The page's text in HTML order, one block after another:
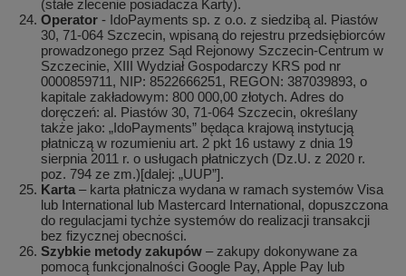
(stałe zlecenie posiadacza Karty).
Operator - IdoPayments sp. z o.o. z siedzibą al. Piastów
30, 71-064 Szczecin, wpisaną do rejestru przedsiębiorców
prowadzonego przez Sąd Rejonowy Szczecin-Centrum w
Szczecinie, XIII Wydział Gospodarczy KRS pod nr
0000859711, NIP: 8522666251, REGON: 387039893, o
kapitale zakładowym: 800 000,00 złotych. Adres do
doręczeń: al. Piastów 30, 71-064 Szczecin, określany
także jako: „IdoPayments” będąca krajową instytucją
płatniczą w rozumieniu art. 2 pkt 16 ustawy z dnia 19
sierpnia 2011 r. o usługach płatniczych (Dz.U. z 2020 r.
poz. 794 ze zm.)[dalej: „UUP”].
Karta – karta płatnicza wydana w ramach systemów Visa
lub International lub Mastercard International, dopuszczona
do regulacjami tychże systemów do realizacji transakcji
bez fizycznej obecności.
Szybkie metody zakupów – zakupy dokonywane za
pomocą funkcjonalności Google Pay, Apple Pay lub